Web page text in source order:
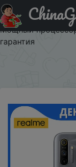
Придбати по
ГБ, Емкий
Мощный
гарантия